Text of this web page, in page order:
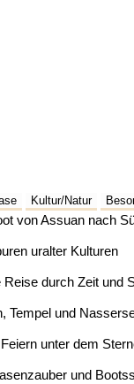
Kultur/Natur
von Assuan nach
uralter Kulturen
durch Zeit und
Tempel und
unter dem
und